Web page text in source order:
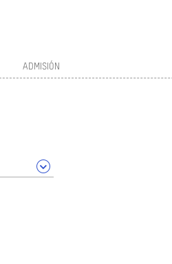
ADMISIÓN